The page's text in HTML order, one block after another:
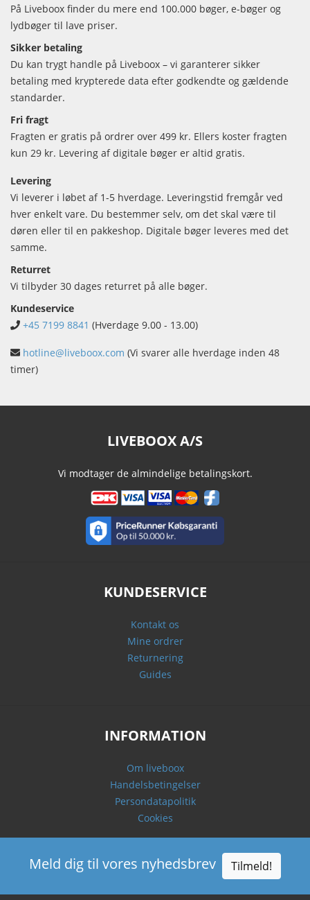
På Liveboox finder du mere end 100.000 bøger, e-bøger og
lydbøger til lave priser.
Sikker betaling
Du kan trygt handle på Liveboox – vi garanterer sikker
betaling med krypterede data efter godkendte og gældende
standarder.
Fri fragt
Fragten er gratis på ordrer over 499 kr. Ellers koster fragten
kun 29 kr. Levering af digitale bøger er altid gratis.
Levering
Vi leverer i løbet af 1-5 hverdage. Leveringstid fremgår ved
hver enkelt vare. Du bestemmer selv, om det skal være til
døren eller til en pakkeshop. Digitale bøger leveres med det
samme.
Returret
Vi tilbyder 30 dages returret på alle bøger.
Kundeservice
+45 7199 8841 (Hverdage 9.00 - 13.00)
hotline@liveboox.com (Vi svarer alle hverdage inden 48
timer)
LIVEBOOX A/S
Vi modtager de almindelige betalingskort.
KUNDESERVICE
Kontakt os
Mine ordrer
Returnering
Guides
INFORMATION
Om liveboox
Handelsbetingelser
Persondatapolitik
Cookies
Meld dig til vores nyhedsbrev Tilmeld!